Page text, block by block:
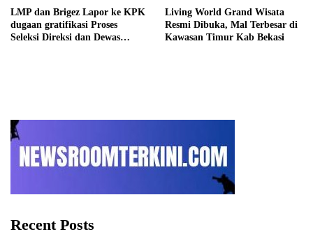
LMP dan Brigez Lapor ke KPK
dugaan gratifikasi Proses
Seleksi Direksi dan Dewas
Living World Grand Wisata
Resmi Dibuka, Mal Terbesar di
Kawasan Timur Kab Bekasi
Recent Posts